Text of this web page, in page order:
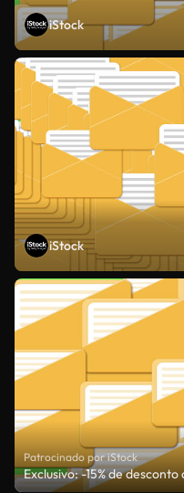
iStock
iStock
Patrocinado por iStock
Exclusivo: -15% de